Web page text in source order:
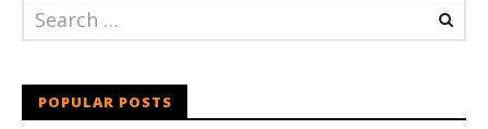
POPULAR POSTS